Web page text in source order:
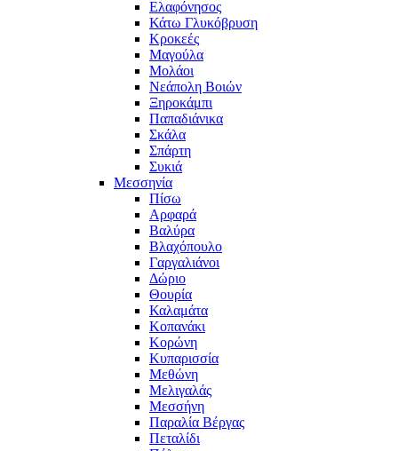
Ελαφόνησος
Κάτω Γλυκόβρυση
Κροκεές
Μαγούλα
Μολάοι
Νεάπολη Βοιών
Ξηροκάμπι
Παπαδιάνικα
Σκάλα
Σπάρτη
Συκιά
Μεσσηνία
Πίσω
Αρφαρά
Βαλύρα
Βλαχόπουλο
Γαργαλιάνοι
Δώριο
Θουρία
Καλαμάτα
Κοπανάκι
Κορώνη
Κυπαρισσία
Μεθώνη
Μελιγαλάς
Μεσσήνη
Παραλία Βέργας
Πεταλίδι